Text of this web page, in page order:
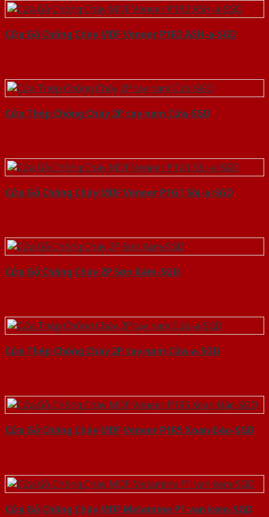
Cửa Gỗ Chống Cháy MDF Veneer P1R2 ASH-a-SGD
Cửa Thép Chống Cháy 2P tay nam Cửa-SGD
Cửa Gỗ Chống Cháy MDF Veneer P1G1 Sồi-a-SGD
Cửa Gỗ Chống Cháy 2P Sơn Xám-SGD
Cửa Thép Chống Cháy 2P tay nam Cửa-a-SGD
Cửa Gỗ Chống Cháy MDF Veneer P1R5 Xoan Đào-SGD
Cửa Gỗ Chống Cháy MDF Melamine P1 van kem-SGD